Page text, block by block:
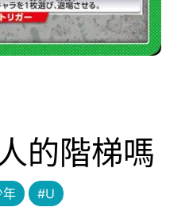
的階梯嗎
年
#U